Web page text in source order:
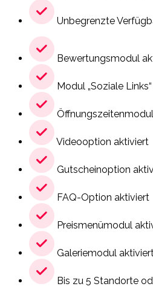
Unbegrenzte
Bewertungsmodul
Modul „Soziale
Videooption aktiviert
Gutscheinoption
FAQ-Option aktiviert
Preismenümodul
Galeriemodul
Bis zu 5 Standorte